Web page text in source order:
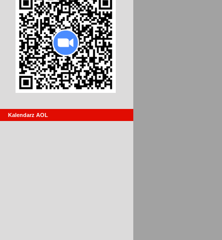
Kalendarz AOL